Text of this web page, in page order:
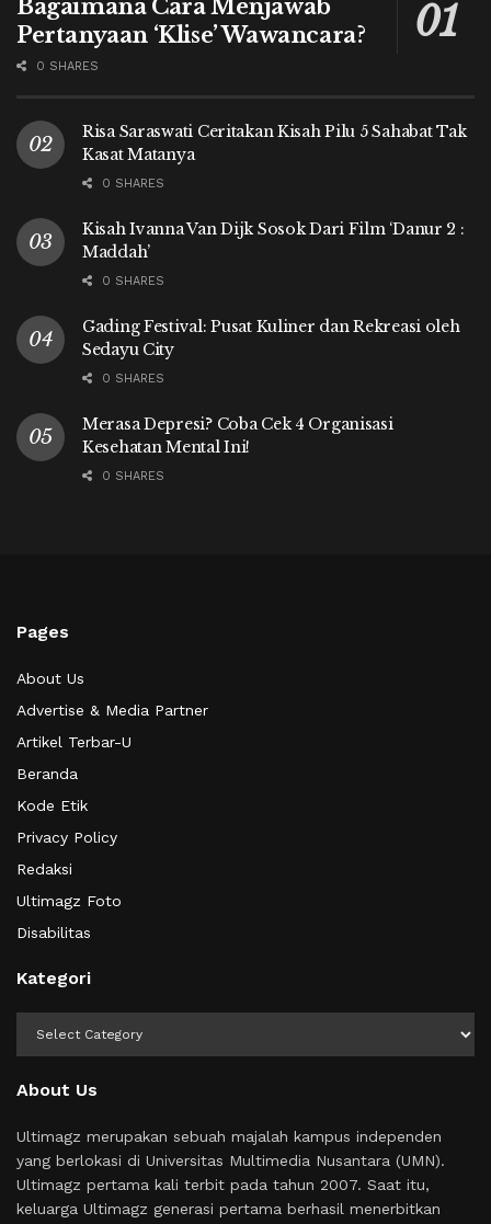
Bagaimana Cara Menjawab
Pertanyaan ‘Klise’ Wawancara?
0 SHARES
Risa Saraswati Ceritakan Kisah Pilu 5 Sahabat Tak
Kasat Matanya
0 SHARES
Kisah Ivanna Van Dijk Sosok Dari Film ‘Danur 2 :
Maddah’
0 SHARES
Gading Festival: Pusat Kuliner dan Rekreasi oleh
Sedayu City
0 SHARES
Merasa Depresi? Coba Cek 4 Organisasi
Kesehatan Mental Ini!
0 SHARES
Pages
About Us
Advertise & Media Partner
Artikel Terbar-U
Beranda
Kode Etik
Privacy Policy
Redaksi
Ultimagz Foto
Disabilitas
Kategori
About Us
Ultimagz merupakan sebuah majalah kampus independen
yang berlokasi di Universitas Multimedia Nusantara (UMN).
Ultimagz pertama kali terbit pada tahun 2007. Saat itu,
keluarga Ultimagz generasi pertama berhasil menerbitkan